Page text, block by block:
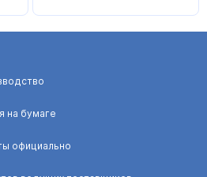
на бумаге
официально